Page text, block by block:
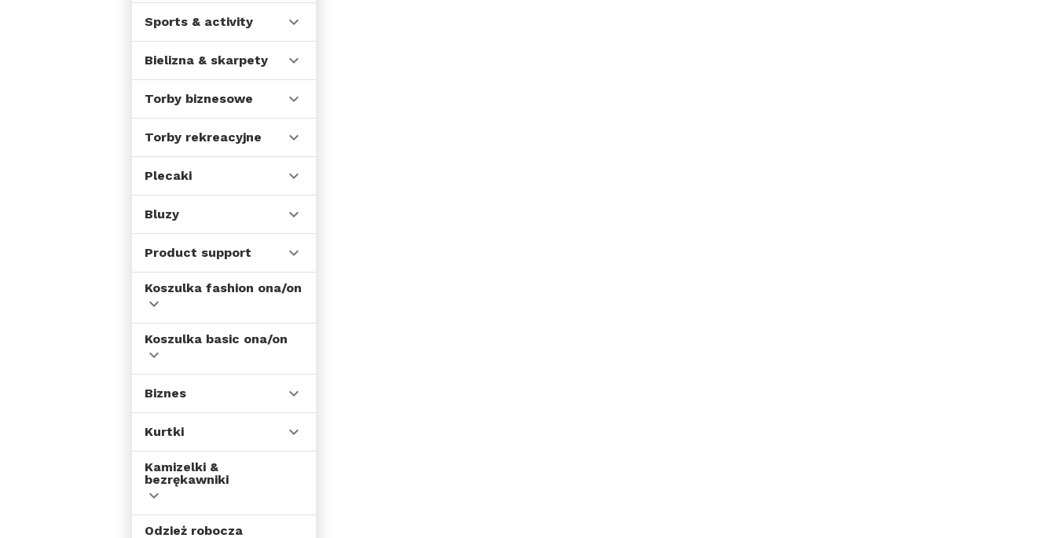
Sports & activity
Bielizna & skarpety
Torby biznesowe
Torby rekreacyjne
Plecaki
Bluzy
Product support
Koszulka fashion ona/on
Koszulka basic ona/on
Biznes
Kurtki
Kamizelki &
bezrękawniki
Odzież robocza